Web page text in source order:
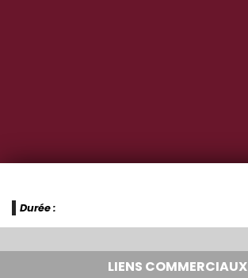
Durée :
LIENS COMMERCIAUX